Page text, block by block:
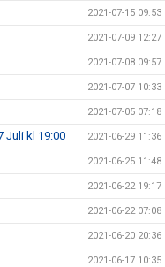
2021-07-15 09:53
2021-07-09 12:27
2021-07-08 09:57
2021-07-07 10:33
2021-07-05 07:18
Juli kl 19:00 2021-06-29 11:36
2021-06-25 11:48
2021-06-22 19:17
2021-06-22 07:08
2021-06-20 20:36
2021-06-17 10:35